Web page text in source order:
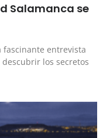
Salamanca se
fascinante entrevista
los secretos